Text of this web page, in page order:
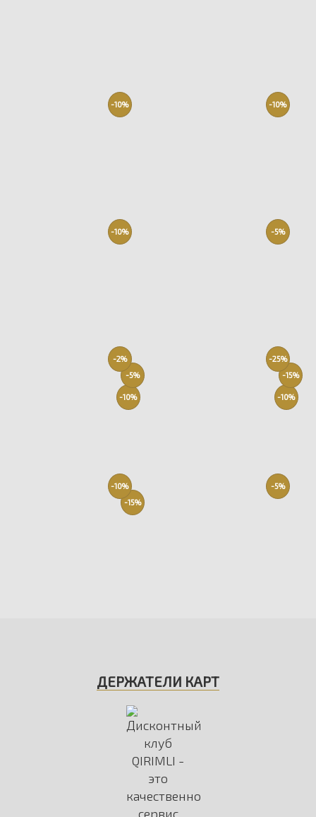
-10% -10%
-10% -5%
-2%
-5%
-10%
-25%
-15%
-10%
-10%
-15%
-5%
ДЕРЖАТЕЛИ КАРТ